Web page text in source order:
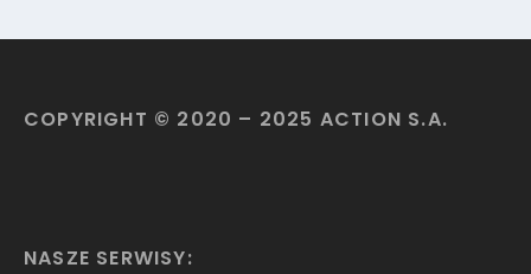
COPYRIGHT © 2020 – 2025 ACTION S.A.
NASZE SERWISY: